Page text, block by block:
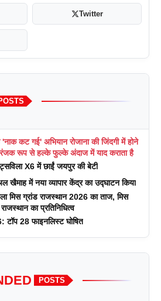
Twitter
कट गई' अभियान रोजाना की जिंदगी में होने
रूप से हल्के फुल्के अंदाज में याद कराता है
X6 में छाईं जयपुर की बेटी
खैमाह में नया व्यापार केंद्र का उद्घाटन किया
मिस ग्रांड राजस्थान 2026 का ताज, मिस
का प्रतिनिधित्व
टॉप 28 फाइनलिस्ट घोषित
POSTS